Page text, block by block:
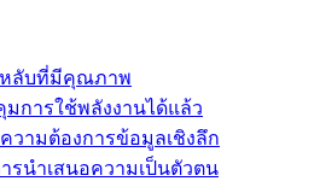
หลับที่มีคุณภาพ
การใช้พลังงานได้แล้ว
วามต้องการข้อมูลเชิงลึก
รนำเสนอความเป็นตัวตน